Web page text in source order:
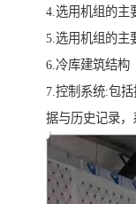
4.选用机组的主
5.选用机组的主
6.冷库建筑结构
7.控制系统:包
据与历史记录，